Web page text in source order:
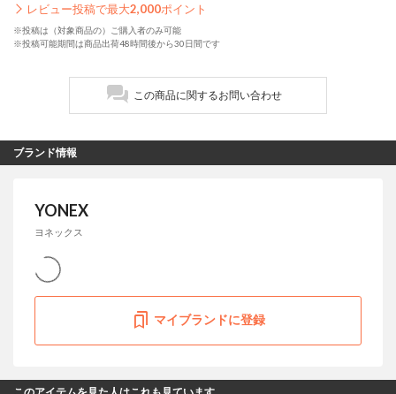
レビュー投稿で最大2,000ポイント
※投稿は（対象商品の）ご購入者のみ可能
※投稿可能期間は商品出荷48時間後から30日間です
この商品に関するお問い合わせ
ブランド情報
YONEX
ヨネックス
マイブランドに登録